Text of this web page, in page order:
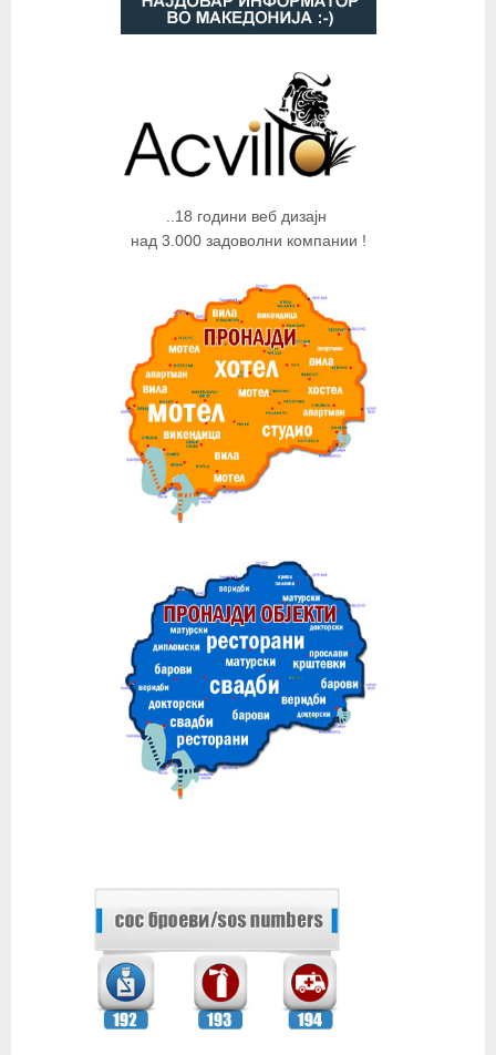
..18 години веб дизајн
над 3.000 задоволни компании !